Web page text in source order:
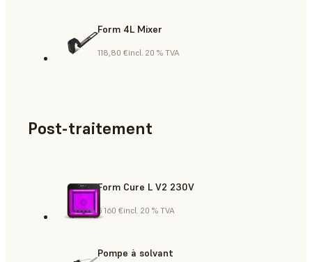
Form 4L Mixer
118,80 €incl. 20 % TVA
Post-traitement
Form Cure L V2 230V
5 160 €incl. 20 % TVA
Pompe à solvant